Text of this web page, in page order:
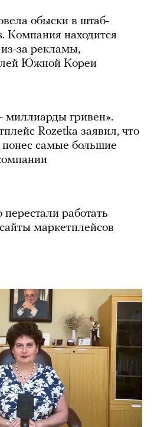
обыски в штаб-
Компания находится
за рекламы,
Южной Кореи
гривен».
Rozetka заявил, что
понес самые большие
работать
маркетплейсов